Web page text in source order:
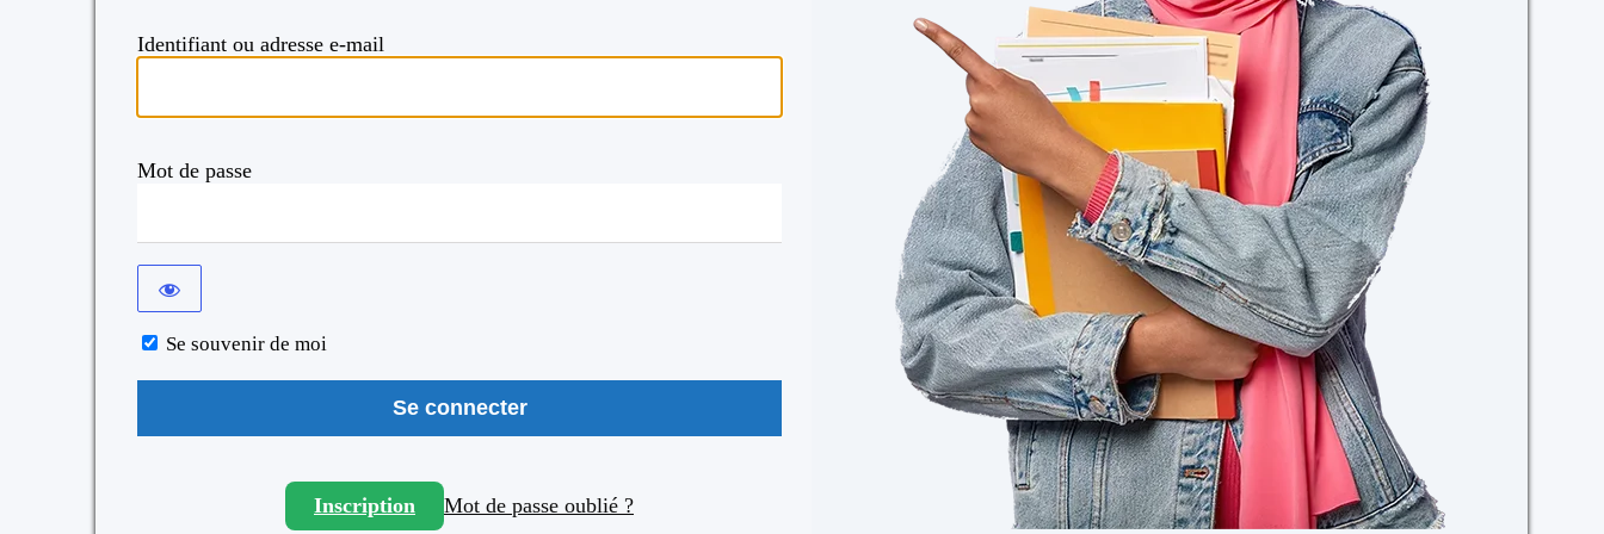
Identifiant ou adresse e-mail
Mot de passe
Se souvenir de moi
Inscription Mot de passe oublié ?